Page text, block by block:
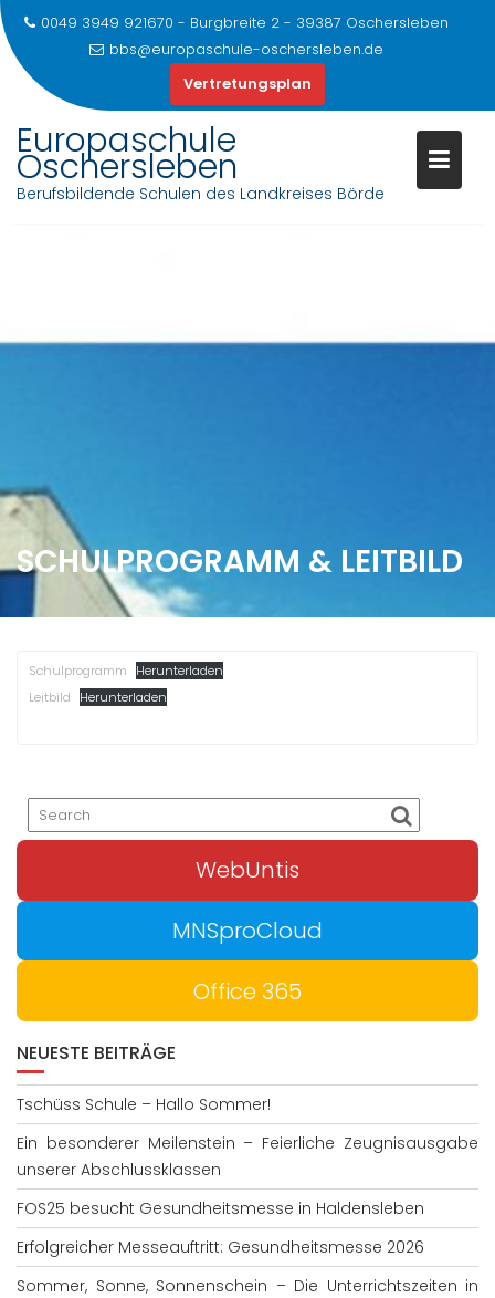
0049 3949 921670 - Burgbreite 2 - 39387 Oschersleben
bbs@europaschule-oschersleben.de
Vertretungsplan
Europaschule
Oschersleben
Berufsbildende Schulen des Landkreises Börde
SCHULPROGRAMM & LEITBILD
Schulprogramm
Herunterladen
Leitbild
Herunterladen
WebUntis
MNSproCloud
Office 365
NEUESTE BEITRÄGE
Tschüss Schule – Hallo Sommer!
Ein besonderer Meilenstein – Feierliche Zeugnisausgabe
unserer Abschlussklassen
FOS25 besucht Gesundheitsmesse in Haldensleben
Erfolgreicher Messeauftritt: Gesundheitsmesse 2026
Sommer, Sonne, Sonnenschein – Die Unterrichtszeiten in